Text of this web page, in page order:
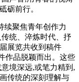
砺前行。
聚焦青年创作力
统、淬炼时代、抒
展览共收到稿件
作品脱颖而出。这些
境深远,或笔力精到,
传统的深刻理解与